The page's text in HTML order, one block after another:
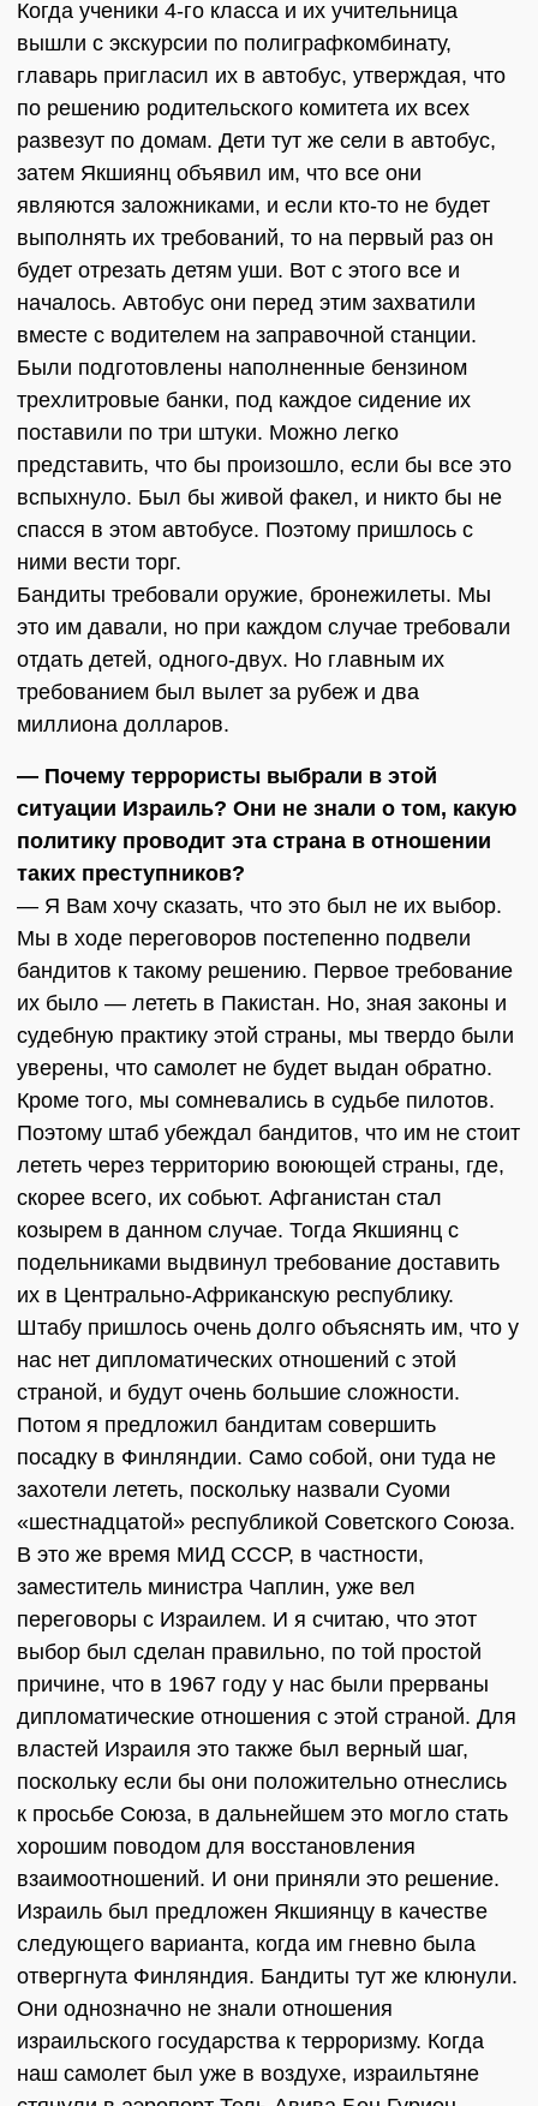
Когда ученики 4-го класса и их учительница
вышли с экскурсии по полиграфкомбинату,
главарь пригласил их в автобус, утверждая, что
по решению родительского комитета их всех
развезут по домам. Дети тут же сели в автобус,
затем Якшиянц объявил им, что все они
являются заложниками, и если кто-то не будет
выполнять их требований, то на первый раз он
будет отрезать детям уши. Вот с этого все и
началось. Автобус они перед этим захватили
вместе с водителем на заправочной станции.
Были подготовлены наполненные бензином
трехлитровые банки, под каждое сидение их
поставили по три штуки. Можно легко
представить, что бы произошло, если бы все это
вспыхнуло. Был бы живой факел, и никто бы не
спасся в этом автобусе. Поэтому пришлось с
ними вести торг.
Бандиты требовали оружие, бронежилеты. Мы
это им давали, но при каждом случае требовали
отдать детей, одного-двух. Но главным их
требованием был вылет за рубеж и два
миллиона долларов.
— Почему террористы выбрали в этой
ситуации Израиль? Они не знали о том, какую
политику проводит эта страна в отношении
таких преступников?
— Я Вам хочу сказать, что это был не их выбор.
Мы в ходе переговоров постепенно подвели
бандитов к такому решению. Первое требование
их было — лететь в Пакистан. Но, зная законы и
судебную практику этой страны, мы твердо были
уверены, что самолет не будет выдан обратно.
Кроме того, мы сомневались в судьбе пилотов.
Поэтому штаб убеждал бандитов, что им не стоит
лететь через территорию воюющей страны, где,
скорее всего, их собьют. Афганистан стал
козырем в данном случае. Тогда Якшиянц с
подельниками выдвинул требование доставить
их в Центрально-Африканскую республику.
Штабу пришлось очень долго объяснять им, что у
нас нет дипломатических отношений с этой
страной, и будут очень большие сложности.
Потом я предложил бандитам совершить
посадку в Финляндии. Само собой, они туда не
захотели лететь, поскольку назвали Суоми
«шестнадцатой» республикой Советского Союза.
В это же время МИД СССР, в частности,
заместитель министра Чаплин, уже вел
переговоры с Израилем. И я считаю, что этот
выбор был сделан правильно, по той простой
причине, что в 1967 году у нас были прерваны
дипломатические отношения с этой страной. Для
властей Израиля это также был верный шаг,
поскольку если бы они положительно отнеслись
к просьбе Союза, в дальнейшем это могло стать
хорошим поводом для восстановления
взаимоотношений. И они приняли это решение.
Израиль был предложен Якшиянцу в качестве
следующего варианта, когда им гневно была
отвергнута Финляндия. Бандиты тут же клюнули.
Они однозначно не знали отношения
израильского государства к терроризму. Когда
наш самолет был уже в воздухе, израильтяне